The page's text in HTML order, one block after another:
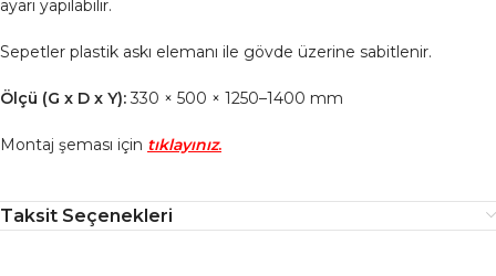
ayarı yapılabilir.
Sepetler plastik askı elemanı ile gövde üzerine sabitlenir.
Ölçü (G x D x Y):330 × 500 × 1250–1400 mm
Montaj şeması için tıklayınız.
Taksit Seçenekleri